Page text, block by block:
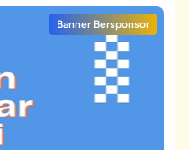
Banner Bersponsor